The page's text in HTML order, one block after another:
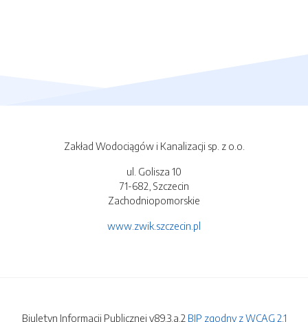
Zakład Wodociągów i Kanalizacji sp. z o.o.
ul. Golisza 10
71-682, Szczecin
Zachodniopomorskie
www.zwik.szczecin.pl
Biuletyn Informacji Publicznej v89.3.a.2 BIP zgodny z WCAG 2.1